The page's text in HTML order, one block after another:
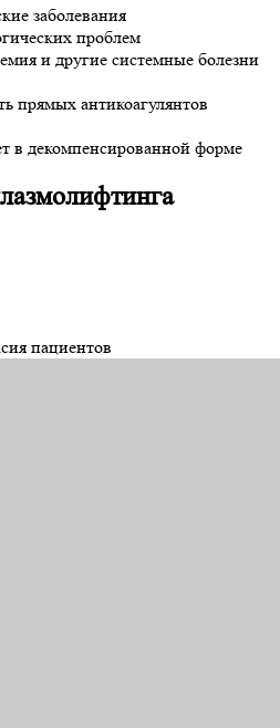
заболевания
проблем
и другие системные болезни
прямых антикоагулянтов
в декомпенсированной форме
пациентов